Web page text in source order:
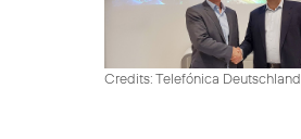
Credits: Telefónica Deutschland